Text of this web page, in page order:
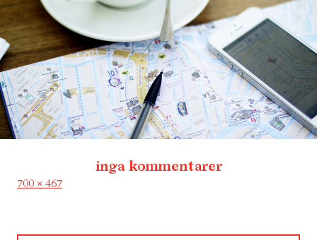
inga kommentarer
Full
700 × 467